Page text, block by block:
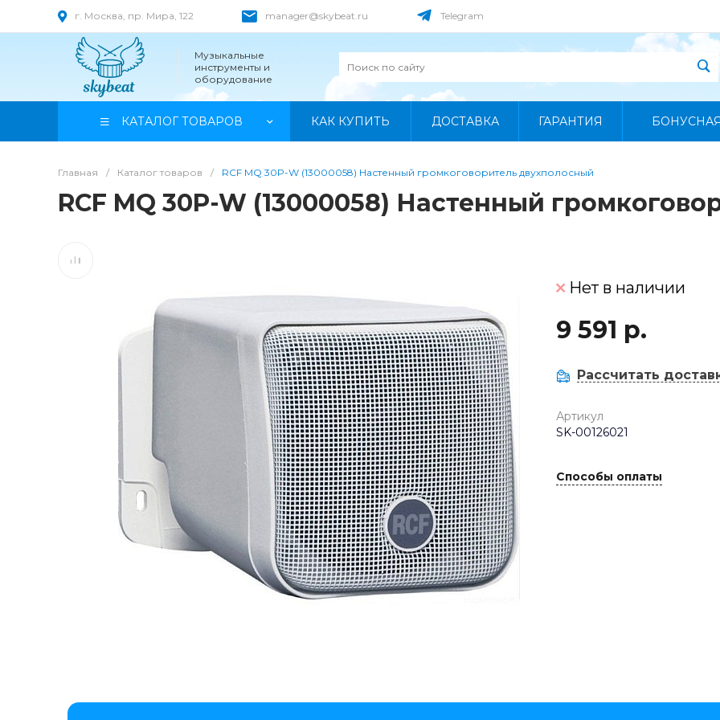
г. Москва, пр. Мира, 122 manager@skybeat.ru Telegram
Музыкальные
инструменты и
оборудование
КАТАЛОГ ТОВАРОВ КАК КУПИТЬ ДОСТАВКА ГАРАНТИЯ
Главная / Каталог товаров / RCF MQ 30P-W (13000058) Настенный громкоговоритель двухполосный
RCF MQ 30P-W (13000058) Настенный
Нет в наличии
9 591 р.
Рассчитать
Артикул
SK-00126021
Способы оплаты